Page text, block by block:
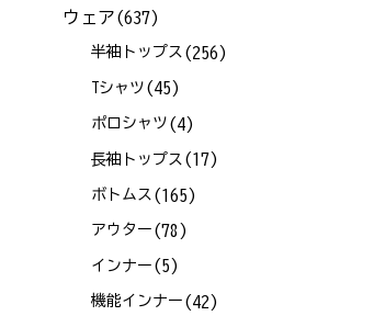
ウェア(637)
半袖トップス (256)
Tシャツ (45)
ポロシャツ (4)
長袖トップス (17)
ボトムス (165)
アウター (78)
インナー (5)
機能インナー (42)